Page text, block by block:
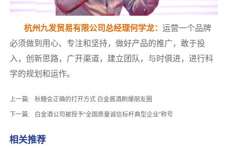
杭州九发贸易有限公司总经理何学龙： 运营一个品牌
必须做到用心、专注和坚持，做好产品的推广，敢于投
入，创新思路，广开渠道，建立团队，与时俱进，进行科
学的规划和运作。
上一篇: 秋糖会正确的打开方式 白金酱酒刷爆朋友圈
下一篇: 白金酒公司被授予“全国质量诚信标杆典型企业”称号
相关推荐